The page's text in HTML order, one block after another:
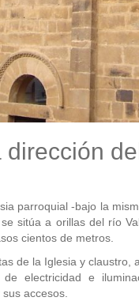
parroquial -bajo la
sitúa a orillas del río
cientos de metros.
de la Iglesia y
de electricidad e
accesos.